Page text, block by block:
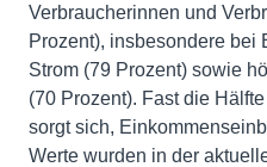
Verbraucherinnen und
Prozent), insbesondere bei
Strom (79 Prozent) sowie
(70 Prozent). Fast die
sorgt sich,
Werte wurden in der